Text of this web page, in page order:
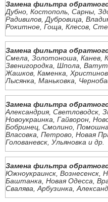
Замена фильтра
Дубно, Костополь, Сарны,
Радивилов, Дубровица,
Рокитное, Гоща, Клесов,
Замена фильтра
Смела, Золотоноша, Канев,
Звенигородка, Шпола,
Жашков, Каменка,
Лысянка, Маньковка,
Замена фильтра
Александрия, Светловодск,
Новоукраинка, Гайворон,
Бобринец, Смолино,
Власовка, Петрово, Новая
Голованевск, Ульяновка и др.
Замена фильтра
Южноукраинск, Вознесенск,
Баштанка, Новая Одесса,
Свалява, Арбузинка,